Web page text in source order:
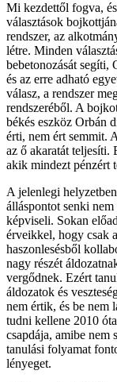
Mi kezdettől fogva,
választások
rendszer, az
létre. Minden
bebetonozását segíti,
és az erre adható
válasz, a rendszer
rendszeréből. A
békés eszköz Orbán
érti, nem ért semmit.
az ő akaratát teljesíti.
akik mindezt pénzért
A jelenlegi
álláspontot senki
képviseli. Sokan
érveikkel, hogy csak
haszonlesésből
nagy részét
vergődnek. Ezért
áldozatok és
nem értik, és be nem
tudni kellene 2010
csapdája, amibe nem
tanulási folyamat
lényeget.